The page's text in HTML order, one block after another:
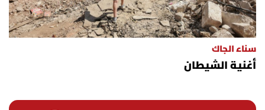
سناء الجاك
أغنية الشيطان